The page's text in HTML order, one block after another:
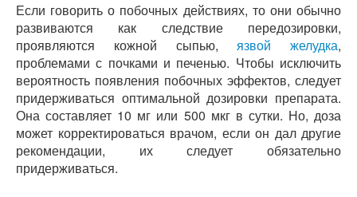
Если говорить о побочных действиях, то они обычно
развиваются как следствие передозировки,
проявляются кожной сыпью,язвой желудка,
проблемами с почками и печенью. Чтобы исключить
вероятность появления побочных эффектов, следует
придерживаться оптимальной дозировки препарата.
Она составляет 10 мг или 500 мкг в сутки. Но, доза
может корректироваться врачом, если он дал другие
рекомендации, их следует обязательно
придерживаться.